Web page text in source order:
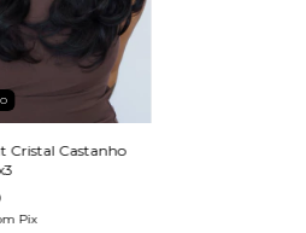
Cristal Castanho
Pix